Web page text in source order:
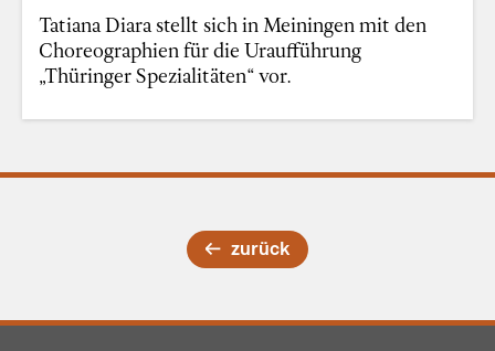
Tatiana Diara stellt sich in Meiningen mit den
Choreographien für die Uraufführung
„Thüringer Spezialitäten“ vor.
zurück